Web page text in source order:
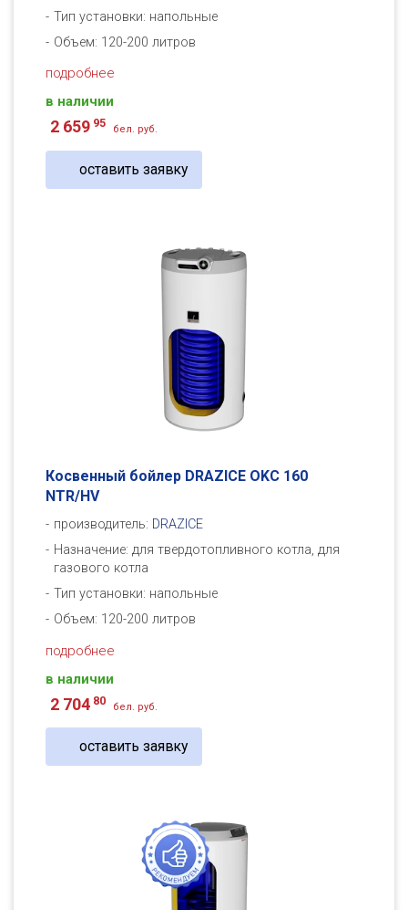
Тип установки: напольные
Объем: 120-200 литров
подробнее
в наличии
2 659 95 бел. руб.
оставить заявку
Косвенный бойлер DRAZICE OKC 160
NTR/HV
производитель: DRAZICE
Назначение: для твердотопливного котла, для
газового котла
Тип установки: напольные
Объем: 120-200 литров
подробнее
в наличии
2 704 80 бел. руб.
оставить заявку